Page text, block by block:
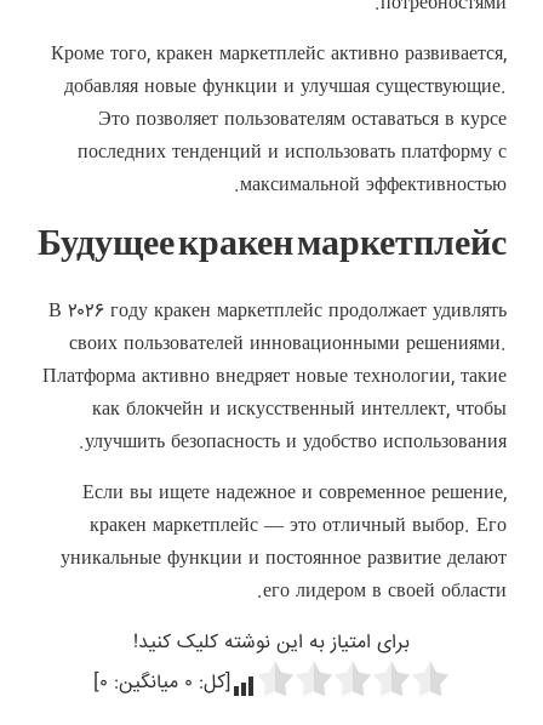
Кроме того, кракен маркетплейс активно развивается,
добавляя новые функции и улучшая существующие.
Это позволяет пользователям оставаться в курсе
последних тенденций и использовать платформу с
максимальной эффективностью.
Будущее кракен маркетплейс
В ۲۰۲۶ году кракен маркетплейс продолжает удивлять
своих пользователей инновационными решениями.
Платформа активно внедряет новые технологии, такие
как блокчейн и искусственный интеллект, чтобы
улучшить безопасность и удобство использования.
Если вы ищете надежное и современное решение,
кракен маркетплейс — это отличный выбор. Его
уникальные функции и постоянное развитие делают
его лидером в своей области.
برای امتیاز به این نوشته کلیک کنید!
[کل: ۰ میانگین: ۰]